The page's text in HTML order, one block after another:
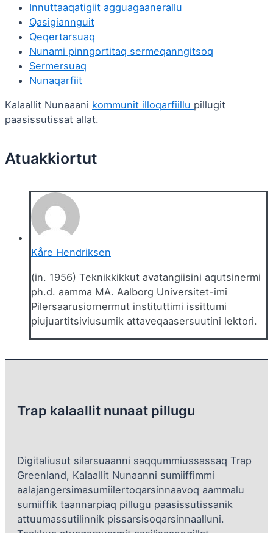
Innuttaaqatigiit agguagaanerallu
Qasigiannguit
Qeqertarsuaq
Nunami pinngortitaq sermeqanngitsoq
Sermersuaq
Nunaqarfiit
Kalaallit Nunaaani kommunit illoqarfiillu pillugit
paasissutissat allat.
Kåre Hendriksen
(in. 1956) Teknikkikkut avatangiisini aqutsinermi
ph.d. aamma MA. Aalborg Universitet-imi
Pilersaarusiornermut instituttimi issittumi
piujuartitsiviusumik attaveqaasersuutini lektori.
Trap kalaallit nunaat pillugu
Digitaliusut silarsuaanni saqqummiussassaq Trap
Greenland, Kalaallit Nunaanni sumiiffimmi
aalajangersimasumiilertoqarsinnaavoq aammalu
sumiiffik taannarpiaq pillugu paasissutissanik
attuumassutilinnik pissarsisoqarsinnaalluni.